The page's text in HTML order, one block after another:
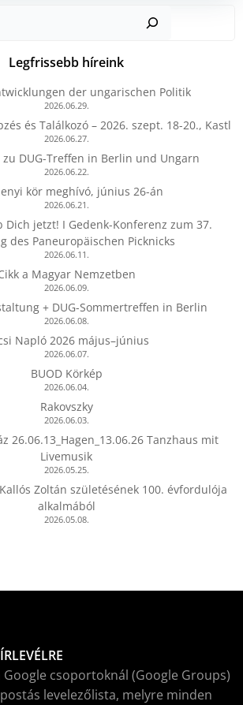
Legfrissebb híreink
der ungarischen Politik
2026.06.29.
és Találkozó – 2026. szept. 18-20., Kastl
2026.06.27.
DUG-Treffen in Berlin und Ungarn
2026.06.22.
kör meghívó, június 26-án
2026.06.21.
Dich jetzt! I Gedenk-Konferenz zum 37.
des Paneuropäischen Picknicks
2026.06.11.
a Magyar Nemzetben
2026.06.09.
+ DUG-Sommertreffen in Berlin
2026.06.08.
Napló 2026 május–június
2026.06.07.
BUOD Körkép
2026.06.04.
Rakovszky
2026.06.03.
26.06.13_Hagen_13.06.26 Tanzhaus mit
Livemusik
2026.05.25.
Zoltán születésének 100. évfordulója
alkalmából
2026.05.08.
csoportoknál (Google Groups)
levelezőlista, melyre minden